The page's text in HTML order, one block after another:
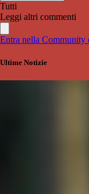
Tutti
Leggi altri commenti
Entra nella Community
Ultime Notizie